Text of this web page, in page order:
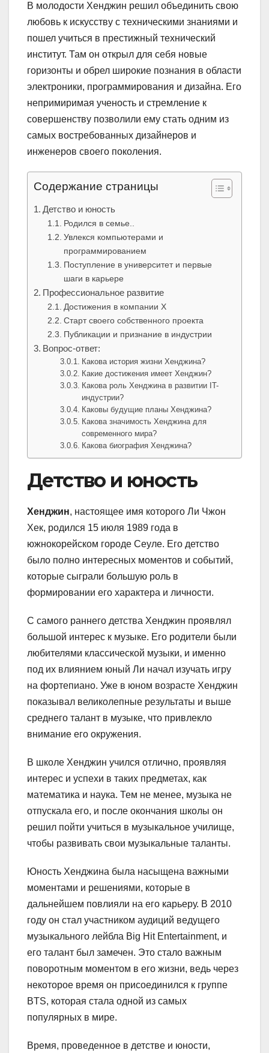
В молодости Хенджин решил объединить свою
любовь к искусству с техническими знаниями и
пошел учиться в престижный технический
институт. Там он открыл для себя новые
горизонты и обрел широкие познания в области
электроники, программирования и дизайна. Его
непримиримая ученость и стремление к
совершенству позволили ему стать одним из
самых востребованных дизайнеров и
инженеров своего поколения.
Содержание страницы
Детство и юность
Родился в семье..
Увлекся компьютерами и
программированием
Поступление в университет и первые
шаги в карьере
Профессиональное развитие
Достижения в компании Х
Старт своего собственного проекта
Публикации и признание в индустрии
Вопрос-ответ:
Какова история жизни Хенджина?
Какие достижения имеет Хенджин?
Какова роль Хенджина в развитии IT-
индустрии?
Каковы будущие планы Хенджина?
Какова значимость Хенджина для
современного мира?
Какова биография Хенджина?
Детство и юность
Хенджин, настоящее имя которого Ли Чжон
Хек, родился 15 июля 1989 года в
южнокорейском городе Сеуле. Его детство
было полно интересных моментов и событий,
которые сыграли большую роль в
формировании его характера и личности.
С самого раннего детства Хенджин проявлял
большой интерес к музыке. Его родители были
любителями классической музыки, и именно
под их влиянием юный Ли начал изучать игру
на фортепиано. Уже в юном возрасте Хенджин
показывал великолепные результаты и выше
среднего талант в музыке, что привлекло
внимание его окружения.
В школе Хенджин учился отлично, проявляя
интерес и успехи в таких предметах, как
математика и наука. Тем не менее, музыка не
отпускала его, и после окончания школы он
решил пойти учиться в музыкальное училище,
чтобы развивать свои музыкальные таланты.
Юность Хенджина была насыщена важными
моментами и решениями, которые в
дальнейшем повлияли на его карьеру. В 2010
году он стал участником аудиций ведущего
музыкального лейбла Big Hit Entertainment, и
его талант был замечен. Это стало важным
поворотным моментом в его жизни, ведь через
некоторое время он присоединился к группе
BTS, которая стала одной из самых
популярных в мире.
Время, проведенное в детстве и юности,